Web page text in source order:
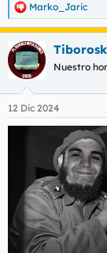
R
e
a
c
c
i
e
s
Marko_Jaric
Nuestro
12 Dic 2024